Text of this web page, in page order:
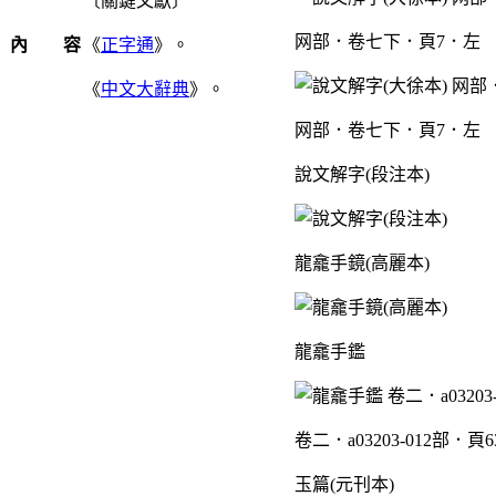
內 容 《正字通》。
《中文大辭典》。
网部．卷七下．頁7．左
网部．卷七下．頁7．左
說文解字(段注本)
龍龕手鏡(高麗本)
龍龕手鑑
卷二．a03203-012部．頁
玉篇(元刊本)